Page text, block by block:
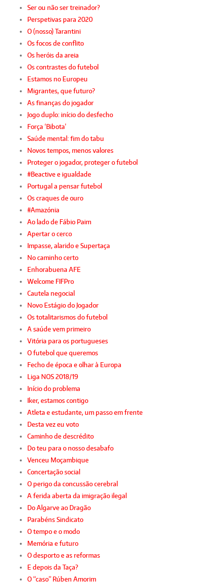
Ser ou não ser treinador?
Perspetivas para 2020
O (nosso) Tarantini
Os focos de conflito
Os heróis da areia
Os contrastes do futebol
Estamos no Europeu
Migrantes, que futuro?
As finanças do jogador
Jogo duplo: início do desfecho
Força ‘Bibota’
Saúde mental: fim do tabu
Novos tempos, menos valores
Proteger o jogador, proteger o futebol
#Beactive e igualdade
Portugal a pensar futebol
Os craques de ouro
#Amazónia
Ao lado de Fábio Paim
Apertar o cerco
Impasse, alarido e Supertaça
No caminho certo
Enhorabuena AFE
Welcome FIFPro
Cautela negocial
Novo Estágio do Jogador
Os totalitarismos do futebol
A saúde vem primeiro
Vitória para os portugueses
O futebol que queremos
Fecho de época e olhar à Europa
Liga NOS 2018/19
Início do problema
Iker, estamos contigo
Atleta e estudante, um passo em frente
Desta vez eu voto
Caminho de descrédito
Do teu para o nosso desabafo
Venceu Moçambique
Concertação social
O perigo da concussão cerebral
A ferida aberta da imigração ilegal
Do Algarve ao Dragão
Parabéns Sindicato
O tempo e o modo
Memória e futuro
O desporto e as reformas
E depois da Taça?
O “caso” Rúben Amorim